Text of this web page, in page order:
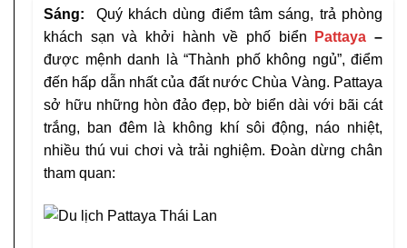
Sáng: Quý khách dùng điểm tâm sáng, trả phòng
khách sạn và khởi hành về phố biển
Pattaya –
được mệnh danh là “Thành phố không ngủ”, điểm
đến hấp dẫn nhất của đất nước Chùa Vàng. Pattaya
sở hữu những hòn đảo đẹp, bờ biển dài với bãi cát
trắng, ban đêm là không khí sôi động, náo nhiệt,
nhiều thú vui chơi và trải nghiệm. Đoàn dừng chân
tham quan: